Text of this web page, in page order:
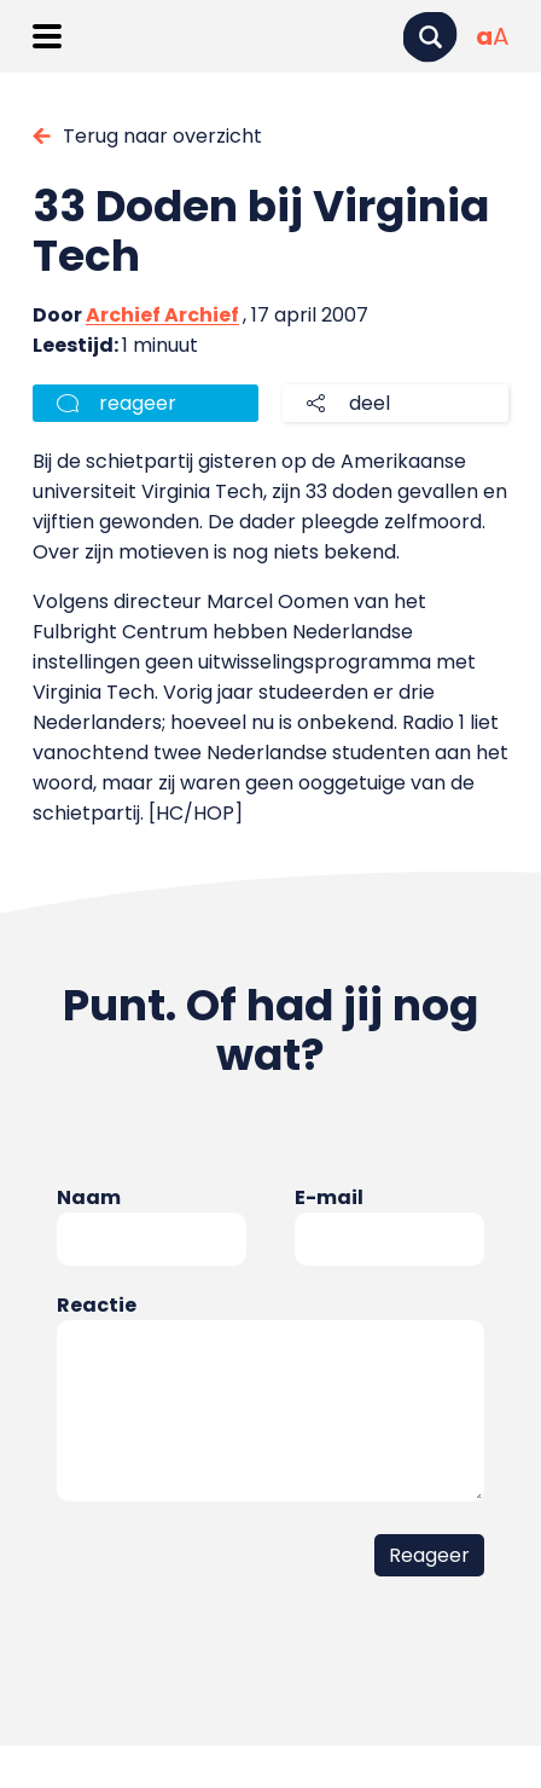
aA
Terug naar overzicht
33 Doden bij Virginia
Tech
DoorArchief Archief, 17 april 2007
Leestijd:1 minuut
reageer deel
Bij de schietpartij gisteren op de Amerikaanse
universiteit Virginia Tech, zijn 33 doden gevallen en
vijftien gewonden. De dader pleegde zelfmoord.
Over zijn motieven is nog niets bekend.
Volgens directeur Marcel Oomen van het
Fulbright Centrum hebben Nederlandse
instellingen geen uitwisselingsprogramma met
Virginia Tech. Vorig jaar studeerden er drie
Nederlanders; hoeveel nu is onbekend. Radio 1 liet
vanochtend twee Nederlandse studenten aan het
woord, maar zij waren geen ooggetuige van de
schietpartij. [HC/HOP]
Punt. Of had jij nog
wat?
Naam E-mail
Reactie